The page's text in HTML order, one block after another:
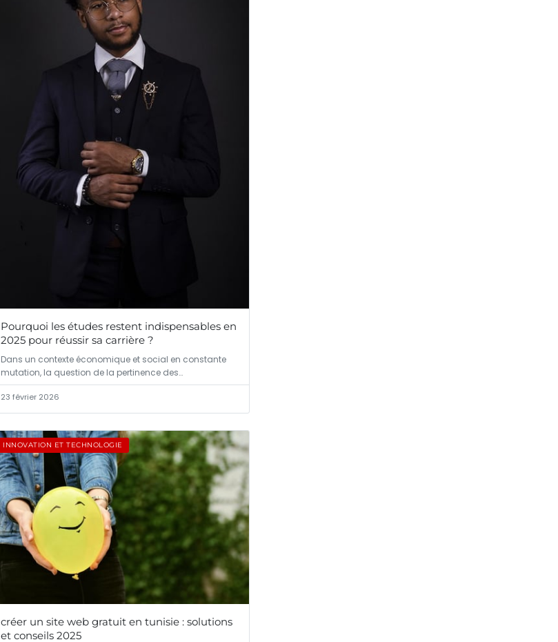
Pourquoi les études restent indispensables en
2025 pour réussir sa carrière ?
Dans un contexte économique et social en constante
mutation, la question de la pertinence des…
23 février 2026
INNOVATION ET TECHNOLOGIE
créer un site web gratuit en tunisie : solutions
et conseils 2025